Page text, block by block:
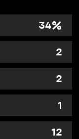
34%
2
2
1
12